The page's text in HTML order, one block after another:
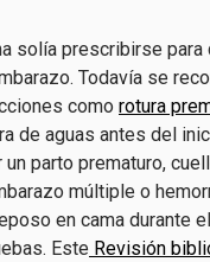
solía prescribirse para
Todavía se
como rotura
de aguas antes del
parto prematuro,
múltiple o
en cama durante
Este Revisión